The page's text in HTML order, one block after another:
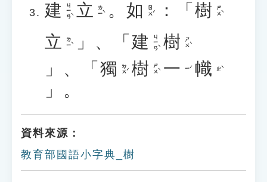
建 ㄐㄧㄢˋ 立 ㄌㄧˋ 。 如 ㄖㄨˊ ：「 樹 ㄕㄨˋ
立 ㄌㄧˋ 」、「 建 ㄐㄧㄢˋ 樹 ㄕㄨˋ
」、「 獨 ㄉㄨˊ 樹 ㄕㄨˋ 一 ㄧˊ 幟 ㄓˋ
」。
資料來源：
教育部國語小字典_樹